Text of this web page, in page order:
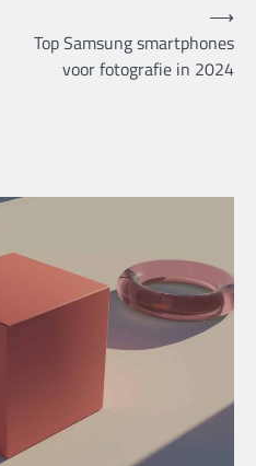
Top Samsung smartphones
voor fotografie in 2024
⟶